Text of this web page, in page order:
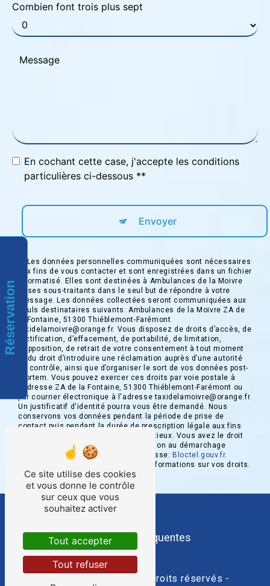
Combien font trois plus sept
En cochant cette case, j'accepte les conditions
particulières ci-dessous **
Envoyer
** Les données personnelles communiquées sont nécessaires
aux fins de vous contacter et sont enregistrées dans un fichier
informatisé. Elles sont destinées à Ambulances de la Moivre
et ses sous-traitants dans le seul but de répondre à votre
message. Les données collectées seront communiquées aux
seuls destinataires suivants: Ambulances de la Moivre ZA de
la Fontaine, 51300 Thiéblemont-Farémont
taxidelamoivre@orange.fr. Vous disposez de droits d’accès, de
rectification, d’effacement, de portabilité, de limitation,
d’opposition, de retrait de votre consentement à tout moment
et du droit d’introduire une réclamation auprès d’une autorité
de contrôle, ainsi que d’organiser le sort de vos données post-
mortem. Vous pouvez exercer ces droits par voie postale à
l'adresse ZA de la Fontaine, 51300 Thiéblemont-Farémont ou
par courrier électronique à l'adresse taxidelamoivre@orange.fr.
Un justificatif d'identité pourra vous être demandé. Nous
conservons vos données pendant la période de prise de
contact puis pendant la durée de prescription légale aux fins
probatoires et de gestion des contentieux. Vous avez le droit
de vous inscrire sur la liste d'opposition au démarchage
téléphonique, disponible à cette adresse: Bloctel.gouv.fr.
Consultez le site cnil.fr pour plus d’informations sur vos droits.
Recherches fréquentes
- 2026 - Tous droits réservés -
Réservation
Ce site utilise des cookies
et vous donne le contrôle
sur ceux que vous
souhaitez activer
Tout accepter
Tout refuser